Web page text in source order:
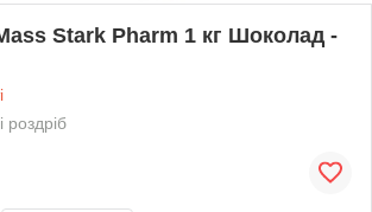
Stark Pharm 1 кг Шоколад -
роздріб